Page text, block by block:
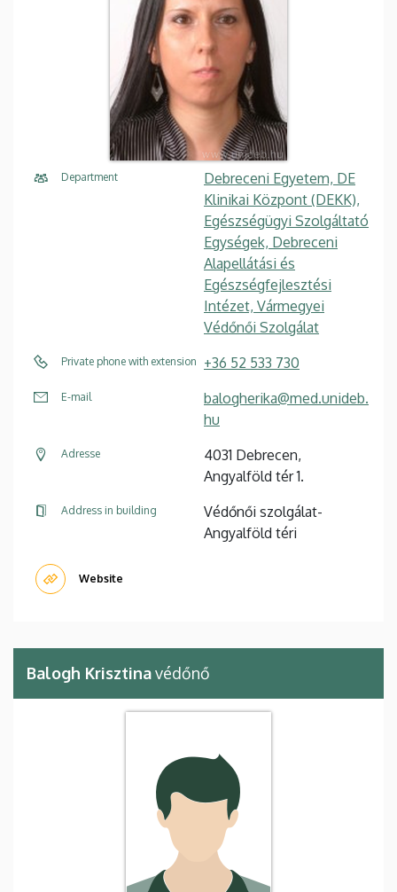
Department
Debreceni Egyetem, DE
Klinikai Központ (DEKK),
Egészségügyi Szolgáltató
Egységek, Debreceni
Alapellátási és
Egészségfejlesztési
Intézet, Vármegyei
Védőnői Szolgálat
Private phone with extension +36 52 533 730
E-mail
balogherika@med.unideb.
hu
Adresse
4031 Debrecen,
Angyalföld tér 1.
Address in building
Védőnői szolgálat-
Angyalföld téri
Website
Balogh Krisztinavédőnő